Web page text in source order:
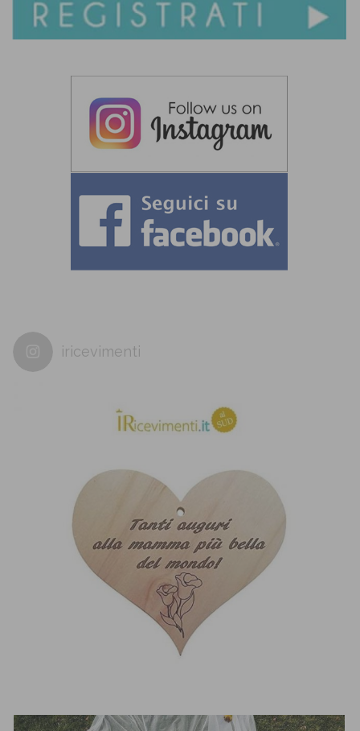
iricevimenti